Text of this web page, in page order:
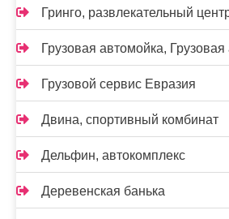
Гринго, развлекательный
Грузовая автомойка,
Грузовой сервис Евразия
Двина, спортивный комбинат
Дельфин, автокомплекс
Деревенская банька